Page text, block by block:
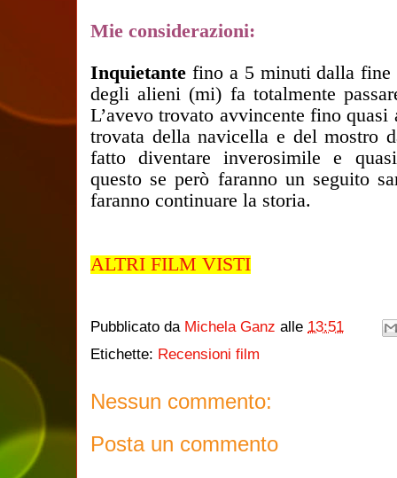
Mie considerazioni:
Inquietante fino a 5 minuti dalla fine
degli alieni (mi) fa totalmente
L’avevo trovato avvincente fino
trovata della navicella e del mostro
fatto diventare inverosimile e
questo se però faranno un seguito
faranno continuare la storia.
ALTRI FILM VISTI
Pubblicato da Michela Ganz alle 13:51
Etichette: Recensioni film
Nessun commento:
Posta un commento